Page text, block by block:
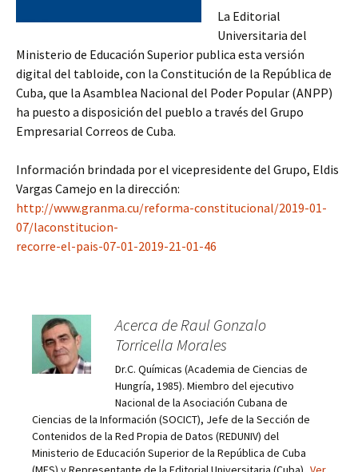
La Editorial
Universitaria del
Ministerio de Educación Superior publica esta versión
digital del tabloide, con la Constitución de la República de
Cuba, que la Asamblea Nacional del Poder Popular (ANPP)
ha puesto a disposición del pueblo a través del Grupo
Empresarial Correos de Cuba.
Información brindada por el vicepresidente del Grupo, Eldis
Vargas Camejo en la dirección:
http://www.granma.cu/reforma-constitucional/2019-01-
07/laconstitucion-
recorre-el-pais-07-01-2019-21-01-46
Acerca de Raul Gonzalo
Torricella Morales
Dr.C. Químicas (Academia de Ciencias de
Hungría, 1985). Miembro del ejecutivo
Nacional de la Asociación Cubana de
Ciencias de la Información (SOCICT), Jefe de la Sección de
Contenidos de la Red Propia de Datos (REDUNIV) del
Ministerio de Educación Superior de la República de Cuba